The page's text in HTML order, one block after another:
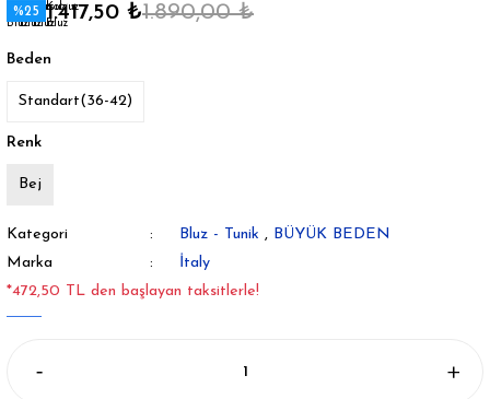
%25 1.417,50 ₺1.890,00 ₺
Beden
Standart(36-42)
Renk
Bej
Kategori Bluz - Tunik , BÜYÜK BEDEN
Marka
İtaly
*472,50 TL den başlayan taksitlerle!